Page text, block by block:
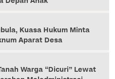
Kuasa Hukum Minta
Aparat Desa
Warga “Dicuri” Lewat